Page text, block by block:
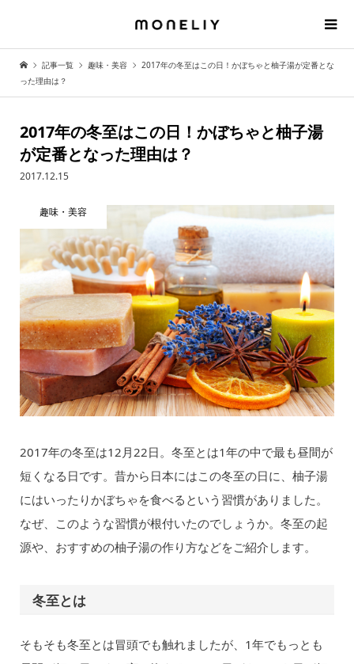
記事一覧 趣味・美容
2017年の冬至はこの日！かぼちゃと柚子湯が定番とな
った理由は？
2017年の冬至はこの日！かぼちゃと柚子湯
が定番となった理由は？
2017.12.15
趣味・美容
2017年の冬至は12月22日。冬至とは1年の中で最も昼間が
短くなる日です。昔から日本にはこの冬至の日に、柚子湯
にはいったりかぼちゃを食べるという習慣がありました。
なぜ、このような習慣が根付いたのでしょうか。冬至の起
源や、おすすめの柚子湯の作り方などをご紹介します。
冬至とは
そもそも冬至とは冒頭でも触れましたが、1年でもっとも